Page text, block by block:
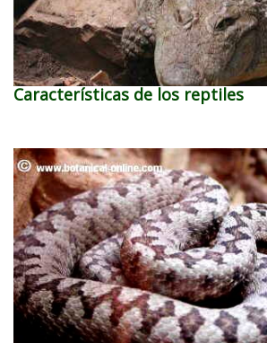
Características de los reptiles